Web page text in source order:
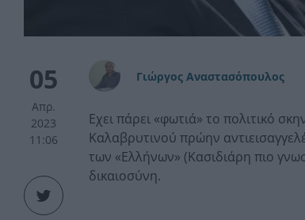
05
Απρ.
2023
11:06
Γιώργος Αναστασόπουλος
Εχει πάρει «φωτιά» το πολιτικό
Καλαβρυτινού πρώην
των «Ελλήνων» (Κασιδιάρη πιο
δικαιοσύνη.